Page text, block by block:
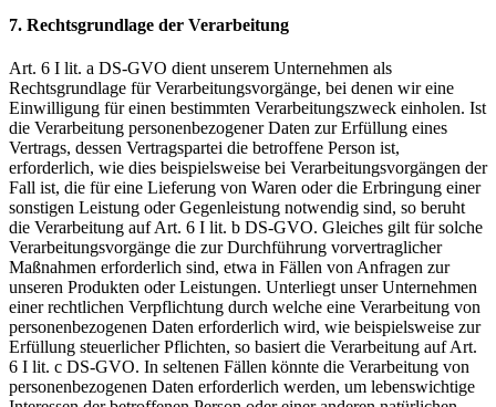
7. Rechtsgrundlage der Verarbeitung
Art. 6 I lit. a DS-GVO dient unserem Unternehmen als
Rechtsgrundlage für Verarbeitungsvorgänge, bei denen wir eine
Einwilligung für einen bestimmten Verarbeitungszweck einholen. Ist
die Verarbeitung personenbezogener Daten zur Erfüllung eines
Vertrags, dessen Vertragspartei die betroffene Person ist,
erforderlich, wie dies beispielsweise bei Verarbeitungsvorgängen der
Fall ist, die für eine Lieferung von Waren oder die Erbringung einer
sonstigen Leistung oder Gegenleistung notwendig sind, so beruht
die Verarbeitung auf Art. 6 I lit. b DS-GVO. Gleiches gilt für solche
Verarbeitungsvorgänge die zur Durchführung vorvertraglicher
Maßnahmen erforderlich sind, etwa in Fällen von Anfragen zur
unseren Produkten oder Leistungen. Unterliegt unser Unternehmen
einer rechtlichen Verpflichtung durch welche eine Verarbeitung von
personenbezogenen Daten erforderlich wird, wie beispielsweise zur
Erfüllung steuerlicher Pflichten, so basiert die Verarbeitung auf Art.
6 I lit. c DS-GVO. In seltenen Fällen könnte die Verarbeitung von
personenbezogenen Daten erforderlich werden, um lebenswichtige